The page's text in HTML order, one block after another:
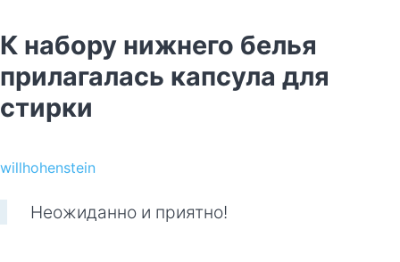
К набору нижнего белья
прилагалась капсула для
стирки
willhohenstein
Неожиданно и приятно!